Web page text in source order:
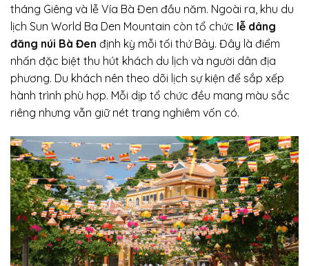
tháng Giêng và lễ Vía Bà Đen đầu năm. Ngoài ra, khu du
lịch Sun World Ba Den Mountain còn tổ chức lễ dâng
đăng núi Bà Đen định kỳ mỗi tối thứ Bảy. Đây là điểm
nhấn đặc biệt thu hút khách du lịch và người dân địa
phương. Du khách nên theo dõi lịch sự kiện để sắp xếp
hành trình phù hợp. Mỗi dịp tổ chức đều mang màu sắc
riêng nhưng vẫn giữ nét trang nghiêm vốn có.